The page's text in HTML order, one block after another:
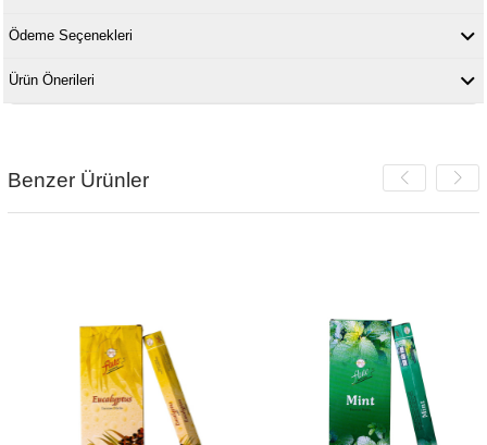
Ödeme Seçenekleri
Ürün Önerileri
Benzer Ürünler